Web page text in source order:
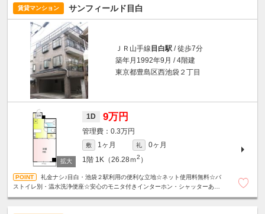
賃貸マンション サンフィールド目白
ＪＲ山手線 目白駅 / 徒歩7分
築年月1992年9月 / 4階建
東京都豊島区西池袋２丁目
1D 9万円
0.3万円
敷 1ヶ月 礼
0ヶ月
1階 1K（26.28ｍ2 ）
礼金ナシ♪目白・池袋２駅利用の便利な立地☆ネット使用料無料☆バ
ストイレ別・温水洗浄便座☆安心のモニタ付きインターホン・シャッターあり